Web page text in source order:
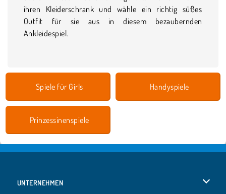
ihren Kleiderschrank und wähle ein richtig süßes
Outfit für sie aus in diesem bezaubernden
Ankleidespiel.
Spiele für Girls Handyspiele
Prinzessinenspiele
UNTERNEHMEN